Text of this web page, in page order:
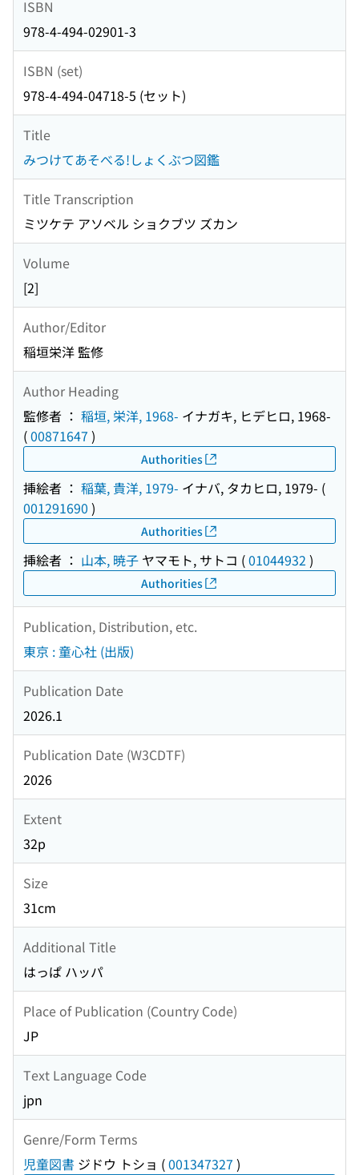
ISBN
978-4-494-02901-3
ISBN (set)
978-4-494-04718-5 (セット)
Title
みつけてあそべる!しょくぶつ図鑑
Title Transcription
ミツケテ アソベル ショクブツ ズカン
Volume
[2]
Author/Editor
稲垣栄洋 監修
Author Heading
監修者 ： 稲垣, 栄洋, 1968- イナガキ, ヒデヒロ, 1968-
(00871647 )
Authorities
挿絵者 ： 稲葉, 貴洋, 1979- イナバ, タカヒロ, 1979- (
001291690 )
Authorities
挿絵者 ： 山本, 暁子 ヤマモト, サトコ (01044932 )
Authorities
Publication, Distribution, etc.
東京 : 童心社 (出版)
Publication Date
2026.1
Publication Date (W3CDTF)
2026
Extent
32p
Size
31cm
Additional Title
はっぱ ハッパ
Place of Publication (Country Code)
JP
Text Language Code
jpn
Genre/Form Terms
児童図書 ジドウ トショ (001347327 )